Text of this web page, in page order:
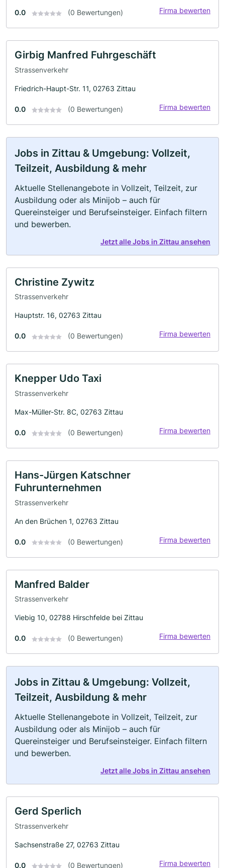
0.0 (0 Bewertungen) Firma bewerten
Girbig Manfred Fuhrgeschäft
Strassenverkehr
Friedrich-Haupt-Str. 11, 02763 Zittau
0.0 (0 Bewertungen) Firma bewerten
Jobs in Zittau & Umgebung: Vollzeit,
Teilzeit, Ausbildung & mehr
Aktuelle Stellenangebote in Vollzeit, Teilzeit, zur
Ausbildung oder als Minijob – auch für
Quereinsteiger und Berufseinsteiger. Einfach filtern
und bewerben.
Jetzt alle Jobs in Zittau ansehen
Christine Zywitz
Strassenverkehr
Hauptstr. 16, 02763 Zittau
0.0 (0 Bewertungen) Firma bewerten
Knepper Udo Taxi
Strassenverkehr
Max-Müller-Str. 8C, 02763 Zittau
0.0 (0 Bewertungen) Firma bewerten
Hans-Jürgen Katschner
Fuhrunternehmen
Strassenverkehr
An den Brüchen 1, 02763 Zittau
0.0 (0 Bewertungen) Firma bewerten
Manfred Balder
Strassenverkehr
Viebig 10, 02788 Hirschfelde bei Zittau
0.0 (0 Bewertungen) Firma bewerten
Jobs in Zittau & Umgebung: Vollzeit,
Teilzeit, Ausbildung & mehr
Aktuelle Stellenangebote in Vollzeit, Teilzeit, zur
Ausbildung oder als Minijob – auch für
Quereinsteiger und Berufseinsteiger. Einfach filtern
und bewerben.
Jetzt alle Jobs in Zittau ansehen
Gerd Sperlich
Strassenverkehr
Sachsenstraße 27, 02763 Zittau
0.0 (0 Bewertungen) Firma bewerten